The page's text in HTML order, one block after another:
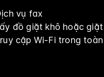
vụ fax
đồ giặt khô hoặc
cập Wi-Fi trong